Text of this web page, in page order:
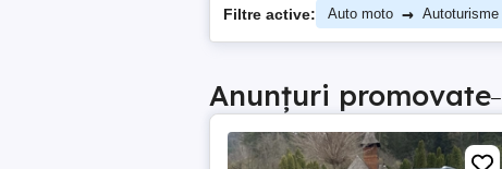
Filtre active: Auto moto → Autoturisme
Anunțuri promovate–